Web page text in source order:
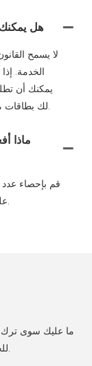
هل
لا يسمح
الخدمة.
يمكنك أن
لك بطاقات مفاتيح خشبية للفندق وفقًا للبيانات التي تقدمها.
ماذا
قم بإحصاء
على حل هذه المشكلة بناءً على الموقف المحدد.
ما عليك سوى ترك
للحصول على تصاميم وعينات مجانية.